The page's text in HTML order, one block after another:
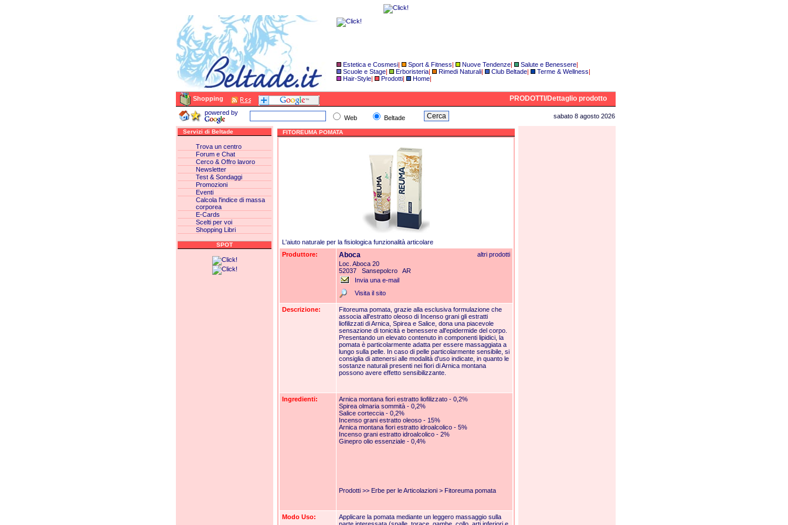
Estetica e Cosmesi| Sport & Fitness| Nuove Tendenze| Salute e Benessere|
Scuole e Stage| Erboristeria| Rimedi Naturali| Club Beltade| Terme & Wellness|
Hair-Style| Prodotti| Home|
Shopping PRODOTTI/Dettaglio prodotto
powered by
Web Beltade sabato 8 agosto 2026
Servizi di Beltade
Trova un centro
Forum e Chat
Cerco & Offro lavoro
Newsletter
Test & Sondaggi
Promozioni
Eventi
Calcola l'indice di massa
corporea
E-Cards
Scelti per voi
Shopping Libri
SPOT
FITOREUMA POMATA
L'aiuto naturale per la fisiologica funzionalità articolare
Produttore:
Aboca
altri prodotti
Loc. Aboca 20
52037 Sansepolcro AR
Invia una e-mail
Visita il sito
Descrizione:
Fitoreuma pomata, grazie alla esclusiva formulazione che
associa all'estratto oleoso di Incenso grani gli estratti
liofilizzati di Arnica, Spirea e Salice, dona una piacevole
sensazione di tonicità e benessere all'epidermide del corpo.
Presentando un elevato contenuto in componenti lipidici, la
pomata è particolarmente adatta per essere massaggiata a
lungo sulla pelle. In caso di pelle particolarmente sensibile, si
consiglia di attenersi alle modalità d'uso indicate, in quanto le
sostanze naturali presenti nei fiori di Arnica montana
possono avere effetto sensibilizzante.
Ingredienti:
Arnica montana fiori estratto liofilizzato - 0,2%
Spirea olmaria sommità - 0,2%
Salice corteccia - 0,2%
Incenso grani estratto oleoso - 15%
Arnica montana fiori estratto idroalcolico - 5%
Incenso grani estratto idroalcolico - 2%
Ginepro olio essenziale - 0,4%
Prodotti >> Erbe per le Articolazioni > Fitoreuma pomata
Modo Uso:
Applicare la pomata mediante un leggero massaggio sulla